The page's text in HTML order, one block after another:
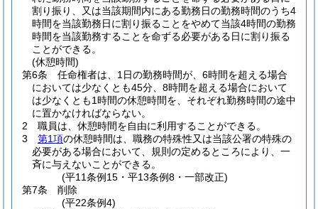
割り振り、又は当該期間内にある勤務日の勤務時間のうち4
時間を当該勤務日に割り振ることをやめて当該4時間の勤務
時間を当該勤務することを命ずる必要がある日に割り振る
ことができる。
(休憩時間)
第6条
任命権者は、1日の勤務時間が、6時間を超える場合
においては少なくとも45分、8時間を超える場合において
は少なくとも1時間の休憩時間を、それぞれ勤務時間の途中
に置かなければならない。
2
職員は、休憩時間を自由に利用することができる。
3
第1項の休憩時間は、職務の特殊性又は当該公署の特殊の
必要がある場合において、規則の定めるところにより、一
斉に与えないことができる。
(平11条例15・平13条例8・一部改正)
第7条
削除
(平22条例4)